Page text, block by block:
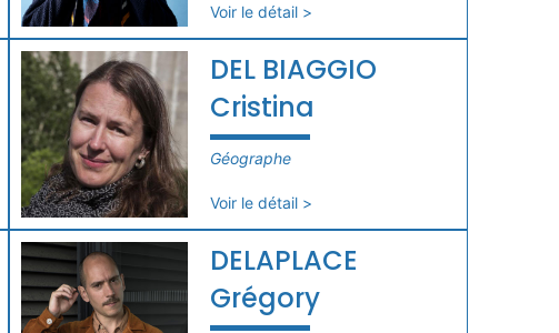
Voir le détail >
DEL BIAGGIO
Cristina
Géographe
Voir le détail >
DELAPLACE
Grégory